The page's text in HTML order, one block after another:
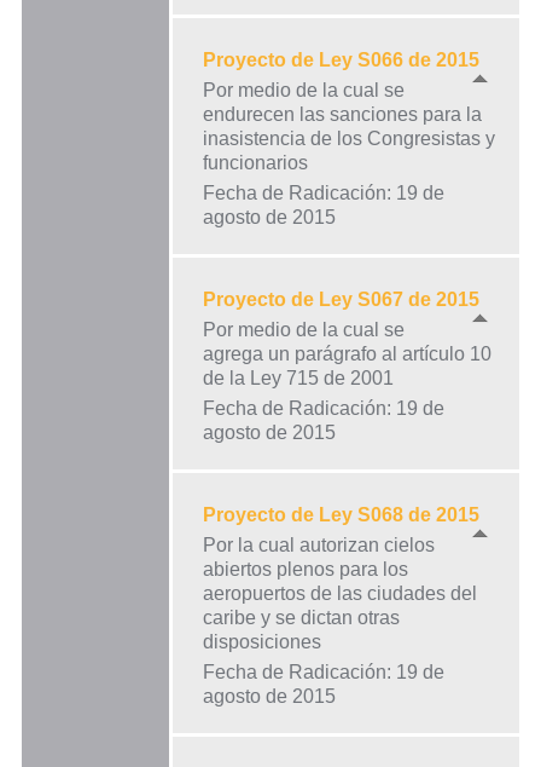
Proyecto de Ley S066 de 2015
Por medio de la cual se
endurecen las sanciones para la
inasistencia de los Congresistas y
funcionarios
Fecha de Radicación: 19 de
agosto de 2015
Proyecto de Ley S067 de 2015
Por medio de la cual se
agrega un parágrafo al artículo 10
de la Ley 715 de 2001
Fecha de Radicación: 19 de
agosto de 2015
Proyecto de Ley S068 de 2015
Por la cual autorizan cielos
abiertos plenos para los
aeropuertos de las ciudades del
caribe y se dictan otras
disposiciones
Fecha de Radicación: 19 de
agosto de 2015